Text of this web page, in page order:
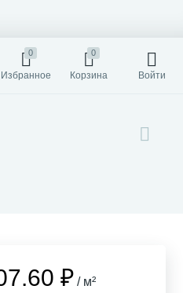
0
Избранное
0
Корзина Войти
₽ / м²